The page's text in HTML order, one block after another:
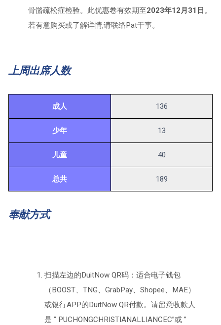
骨骼疏松症检验。此优惠卷有效期至2023年12月31日 。
若有意购买或了解详情,请联络Pat干事。
上周出席人数
成人 136
少年 13
儿童 40
总共 189
奉献方式
扫描左边的DuitNow QR码：适合电子钱包
（BOOST、TNG、GrabPay、Shopee、MAE）
或银行APP的DuitNow QR付款。请留意收款人
是 ” PUCHONGCHRISTIANALLIANCEC”或 ”